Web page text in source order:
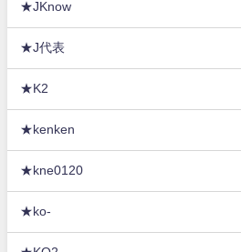
★JKnow
★J代表
★K2
★kenken
★kne0120
★ko-